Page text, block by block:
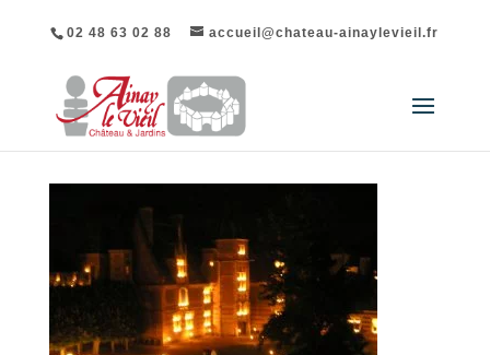
02 48 63 02 88 accueil@chateau-ainaylevieil.fr